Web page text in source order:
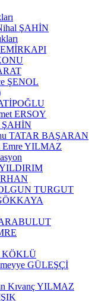
ŞAHİN
ŞENOL
ERSOY
ŞAHİN
TATAR BAŞARAN
Emre YILMAZ
YILDIRIM
TURGUT
KÖKLÜ
GÜLEŞÇİ
Kıvanç YILMAZ